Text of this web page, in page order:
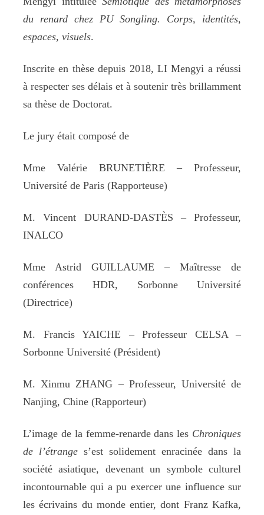
du renard chez PU Songling. Corps, identités,
espaces, visuels.
Inscrite en thèse depuis 2018, LI Mengyi a réussi
à respecter ses délais et à soutenir très brillamment
sa thèse de Doctorat.
Le jury était composé de
Mme Valérie BRUNETIÈRE – Professeur,
Université de Paris (Rapporteuse)
M. Vincent DURAND-DASTÈS – Professeur,
INALCO
Mme Astrid GUILLAUME – Maîtresse de
conférences HDR, Sorbonne Université
(Directrice)
M. Francis YAICHE – Professeur CELSA –
Sorbonne Université (Président)
M. Xinmu ZHANG – Professeur, Université de
Nanjing, Chine (Rapporteur)
L’image de la femme-renarde dans les Chroniques
de l’étrange s’est solidement enracinée dans la
société asiatique, devenant un symbole culturel
incontournable qui a pu exercer une influence sur
les écrivains du monde entier, dont Franz Kafka,